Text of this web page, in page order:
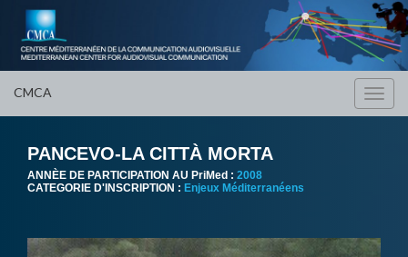
CMCA
PANCEVO-LA CITTÀ MORTA
ANNÈE DE PARTICIPATION AU PriMed : 2008
CATEGORIE D'INSCRIPTION : Enjeux Méditerranéens